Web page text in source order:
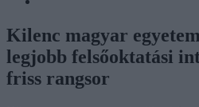
Kilenc magyar
legjobb felsőoktatási
friss rangsor